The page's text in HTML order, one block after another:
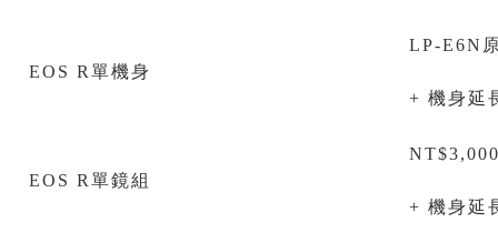
EOS R單機身
LP-E6N
+ 機身延
EOS R單鏡組
+ 機身延